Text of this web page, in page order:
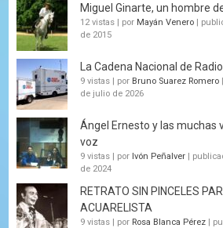
Miguel Ginarte, un hombre
12 vistas | por Mayán Venero |
de 2015
La Cadena Nacional de Radio
9 vistas | por Bruno Suarez Romero |
de julio de 2026
Ángel Ernesto y las muchas
voz
9 vistas | por Ivón Peñalver |
de 2024
RETRATO SIN PINCELES
ACUARELISTA
9 vistas | por Rosa Blanca Pérez |